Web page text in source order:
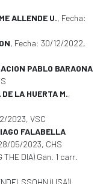
ALLENDE U., Fecha:
, Fecha: 30/12/2022,
PABLO BARAONA
LA HUERTA M.,
2023, VSC
FALABELLA
05/2023, CHS
THE DIA) Gan. 1 carr.
(USA))